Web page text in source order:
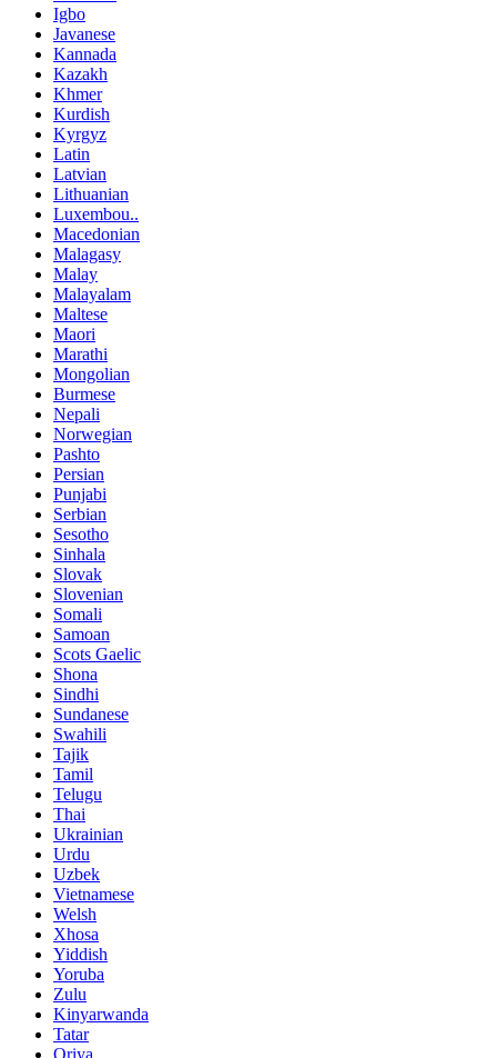
Igbo
Javanese
Kannada
Kazakh
Khmer
Kurdish
Kyrgyz
Latin
Latvian
Lithuanian
Luxembou..
Macedonian
Malagasy
Malay
Malayalam
Maltese
Maori
Marathi
Mongolian
Burmese
Nepali
Norwegian
Pashto
Persian
Punjabi
Serbian
Sesotho
Sinhala
Slovak
Slovenian
Somali
Samoan
Scots Gaelic
Shona
Sindhi
Sundanese
Swahili
Tajik
Tamil
Telugu
Thai
Ukrainian
Urdu
Uzbek
Vietnamese
Welsh
Xhosa
Yiddish
Yoruba
Zulu
Kinyarwanda
Tatar
Oriya